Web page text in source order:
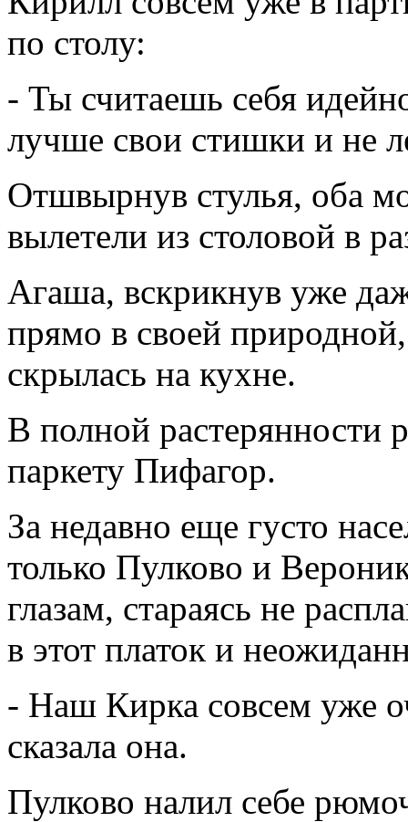
по столу:
- Ты считаешь себя
лучше свои стишки и не
Отшвырнув стулья, оба
вылетели из столовой в
Агаша, вскрикнув уже
прямо в своей
скрылась на кухне.
В полной растерянности
паркету Пифагор.
За недавно еще густо
только Пулково и
глазам, стараясь не
в этот платок и
- Наш Кирка совсем уже
сказала она.
Пулково налил себе